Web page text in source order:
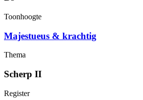
Toonhoogte
Majestueus & krachtig
Thema
Scherp II
Register